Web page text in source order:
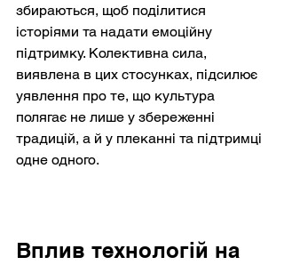
збираються, щоб поділитися
історіями та надати емоційну
підтримку. Колективна сила,
виявлена в цих стосунках, підсилює
уявлення про те, що культура
полягає не лише у збереженні
традицій, а й у плеканні та підтримці
одне одного.
Вплив технологій на